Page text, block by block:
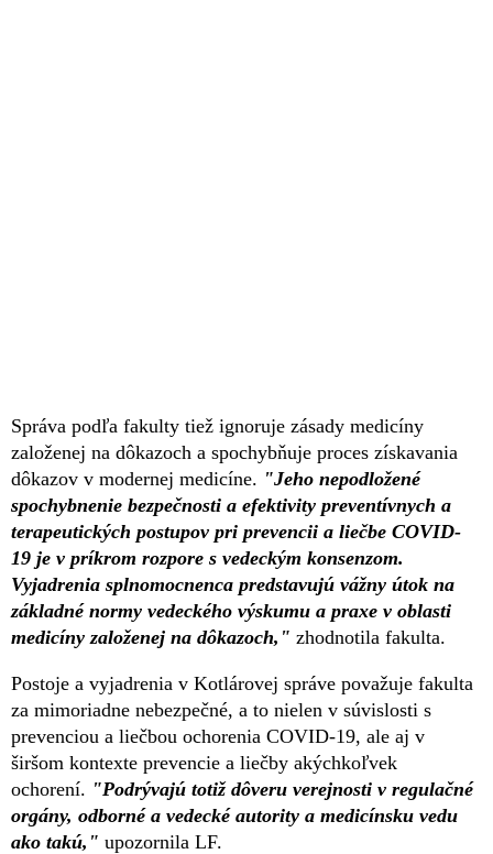
Správa podľa fakulty tiež ignoruje zásady medicíny
založenej na dôkazoch a spochybňuje proces získavania
dôkazov v modernej medicíne. "Jeho nepodložené
spochybnenie bezpečnosti a efektivity preventívnych a
terapeutických postupov pri prevencii a liečbe COVID-
19 je v príkrom rozpore s vedeckým konsenzom.
Vyjadrenia splnomocnenca predstavujú vážny útok na
základné normy vedeckého výskumu a praxe v oblasti
medicíny založenej na dôkazoch," zhodnotila fakulta.
Postoje a vyjadrenia v Kotlárovej správe považuje fakulta
za mimoriadne nebezpečné, a to nielen v súvislosti s
prevenciou a liečbou ochorenia COVID-19, ale aj v
širšom kontexte prevencie a liečby akýchkoľvek
ochorení. "Podrývajú totiž dôveru verejnosti v regulačné
orgány, odborné a vedecké autority a medicínsku vedu
ako takú," upozornila LF.